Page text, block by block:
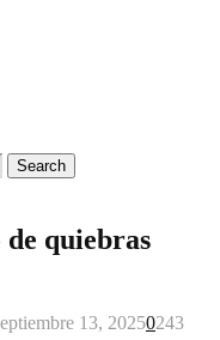
Search
quiebras
13, 20250243